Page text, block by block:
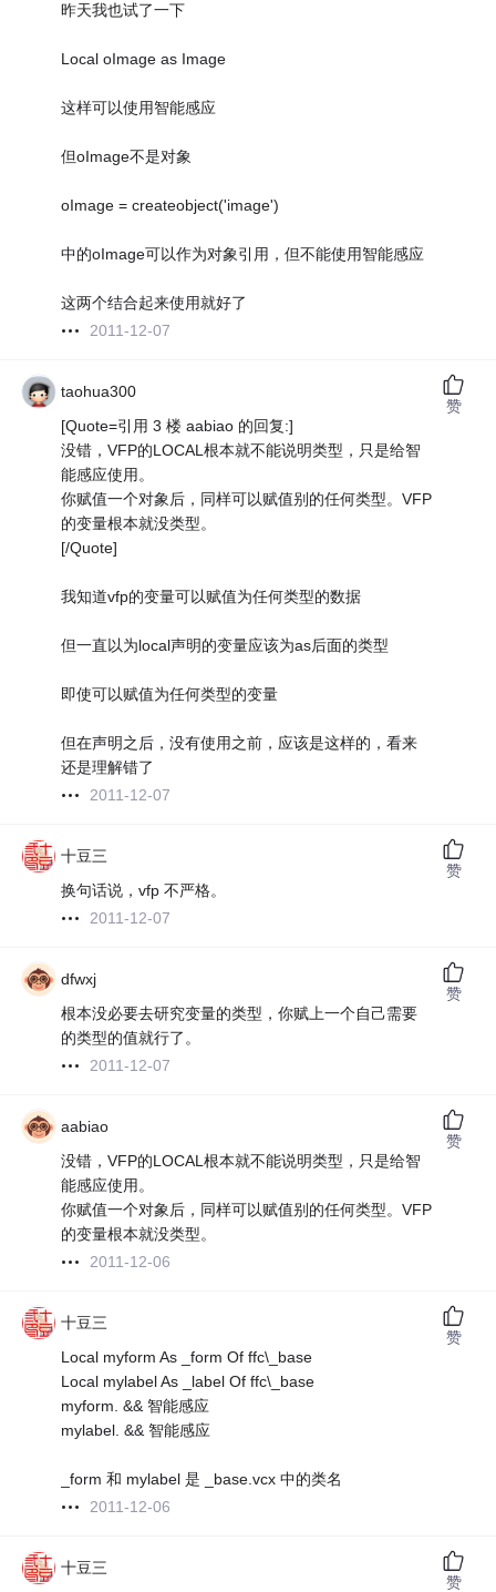
昨天我也试了一下
Local oImage as Image
这样可以使用智能感应
但oImage不是对象
oImage = createobject('image')
中的oImage可以作为对象引用，但不能使用智能感应
这两个结合起来使用就好了
2011-12-07
taohua300
[Quote=引用 3 楼 aabiao 的回复:]
没错，VFP的LOCAL根本就不能说明类型，只是给智
能感应使用。
你赋值一个对象后，同样可以赋值别的任何类型。VFP
的变量根本就没类型。
[/Quote]
我知道vfp的变量可以赋值为任何类型的数据
但一直以为local声明的变量应该为as后面的类型
即使可以赋值为任何类型的变量
但在声明之后，没有使用之前，应该是这样的，看来
还是理解错了
2011-12-07
赞
十豆三
换句话说，vfp 不严格。
2011-12-07
赞
dfwxj
根本没必要去研究变量的类型，你赋上一个自己需要
的类型的值就行了。
2011-12-07
赞
aabiao
没错，VFP的LOCAL根本就不能说明类型，只是给智
能感应使用。
你赋值一个对象后，同样可以赋值别的任何类型。VFP
的变量根本就没类型。
2011-12-06
赞
十豆三
Local myform As _form Of ffc\_base
Local mylabel As _label Of ffc\_base
myform. && 智能感应
mylabel. && 智能感应
_form 和 mylabel 是 _base.vcx 中的类名
2011-12-06
赞
十豆三
赞